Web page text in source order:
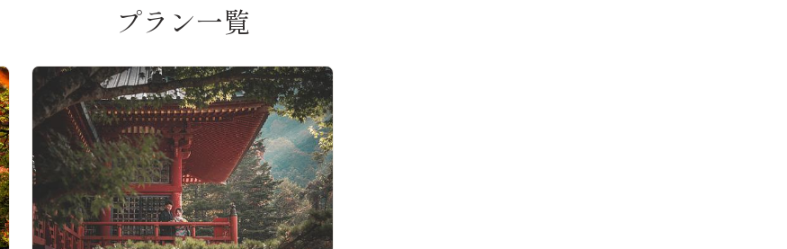
プラン一覧